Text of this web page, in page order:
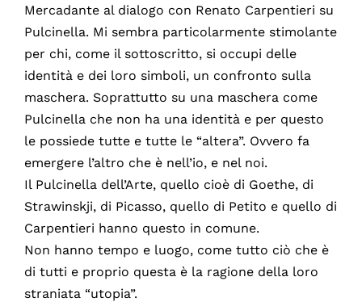
Mercadante al dialogo con Renato Carpentieri su
Pulcinella. Mi sembra particolarmente stimolante
per chi, come il sottoscritto, si occupi delle
identità e dei loro simboli, un confronto sulla
maschera. Soprattutto su una maschera come
Pulcinella che non ha una identità e per questo
le possiede tutte e tutte le “altera”. Ovvero fa
emergere l’altro che è nell’io, e nel noi.
Il Pulcinella dell’Arte, quello cioè di Goethe, di
Strawinskji, di Picasso, quello di Petito e quello di
Carpentieri hanno questo in comune.
Non hanno tempo e luogo, come tutto ciò che è
di tutti e proprio questa è la ragione della loro
straniata “utopia”.